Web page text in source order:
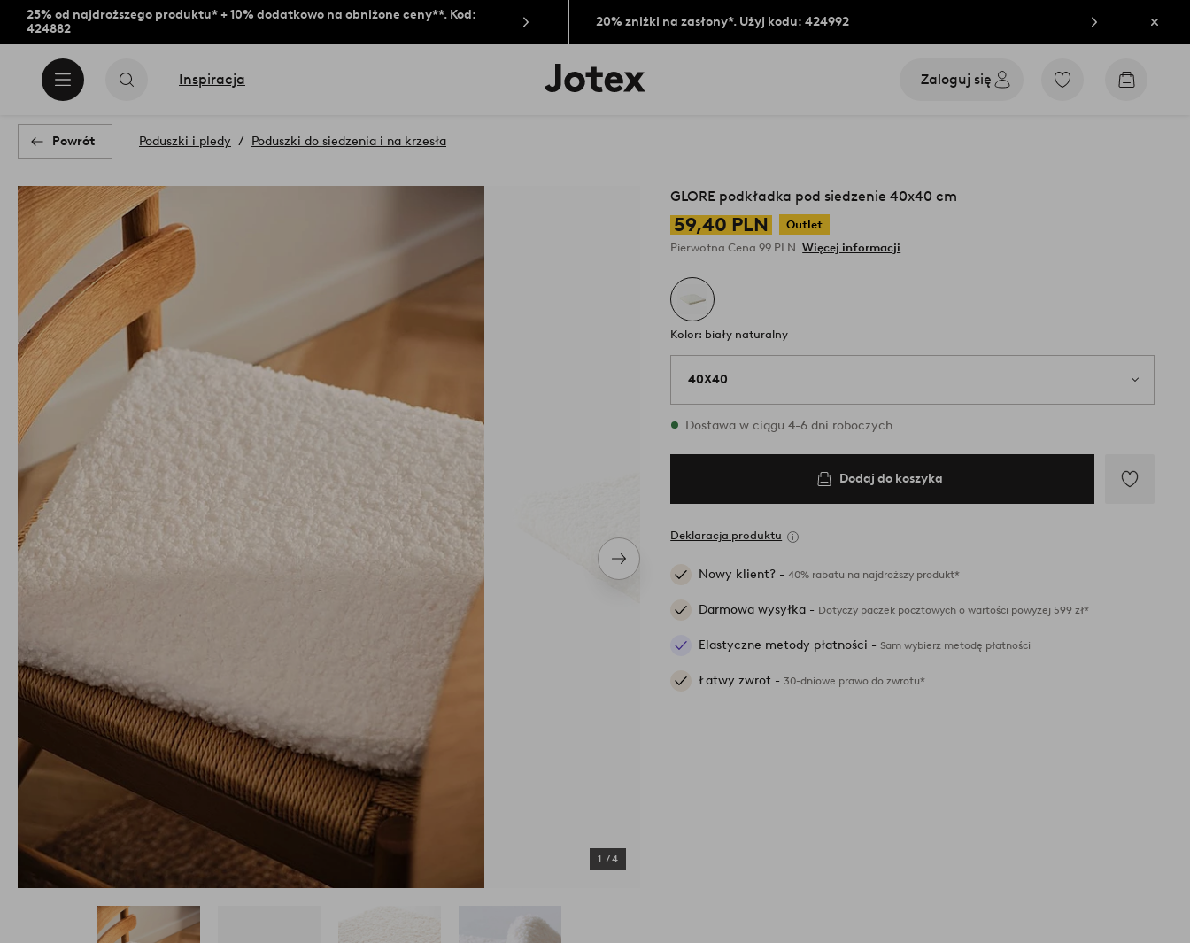
25% od najdroższego produktu* + 10% dodatkowo na obniżone ceny**. Kod:
424882
20% zniżki na zasłony*. Użyj kodu: 424992
Inspiracja
Logo
Jotex
Zaloguj się
Przejdź
Przejdź
Powrót Poduszki i pledy Poduszki do siedzenia i na krzesła
Następny
produkt
1 /4
GLORE podkładka pod siedzenie 40x40 cm
59,40 PLN
Outlet
Pierwotna Cena99 PLN Więcej informacji
Kolor: biały naturalny
40X40
W magazynie
Dostawa w ciągu 4-6 dni roboczych
Dodaj do koszyka
Deklaracja produktu
Nowy klient? -40% rabatu na najdroższy produkt*
Darmowa wysyłka - Dotyczy paczek pocztowych o wartości powyżej 599 zł*
Elastyczne metody płatności -Sam wybierz metodę płatności
Łatwy zwrot -30-dniowe prawo do zwrotu*